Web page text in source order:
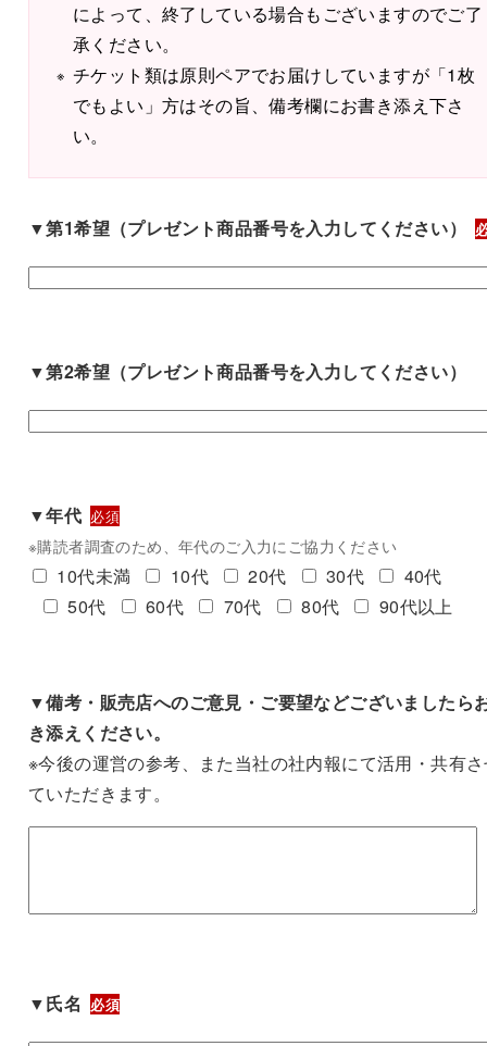
によって、終了している場合もございますのでご了
承ください。
チケット類は原則ペアでお届けしていますが「1枚
でもよい」方はその旨、備考欄にお書き添え下さ
い。
▼第1希望（プレゼント商品番号を入力してください）
▼第2希望（プレゼント商品番号を入力してください）
▼年代 必須
※購読者調査のため、年代のご入力にご協力ください
10代未満 10代 20代 30代
40代
50代
60代 70代 80代 90代以上
▼備考・販売店へのご意見・ご要望などございましたら
き添えください。
※今後の運営の参考、また当社の社内報にて活用・共有
ていただきます。
▼氏名 必須